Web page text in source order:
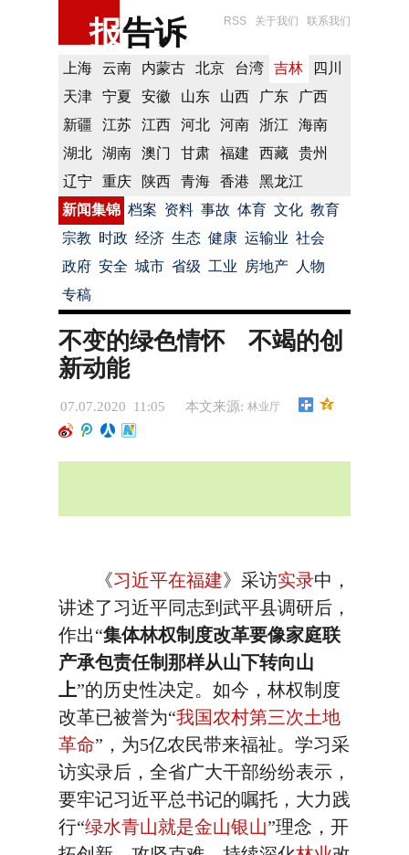
报告诉 RSS 关于我们 联系我们
上海 云南 内蒙古 北京 台湾 吉林
四川
天津
宁夏 安徽 山东 山西 广东
广西
新疆
江苏 江西 河北 河南 浙江
海南
湖北
湖南 澳门 甘肃 福建 西藏
贵州
辽宁
重庆 陕西 青海 香港
黑龙江
新闻集锦 档案 资料 事故 体育 文化 教育
宗教 时政 经济 生态 健康 运输业 社会
政府 安全 城市 省级 工业 房地产
人物
专稿
不变的绿色情怀 不竭的创
新动能
07.07.2020 11:05 本文来源: 林业厅
《习近平在福建》采访实录中，
讲述了习近平同志到武平县调研后，
作出“集体林权制度改革要像家庭联
产承包责任制那样从山下转向山
上”的历史性决定。如今，林权制度
改革已被誉为“我国农村第三次土地
革命”，为5亿农民带来福祉。学习采
访实录后，全省广大干部纷纷表示，
要牢记习近平总书记的嘱托，大力践
行“绿水青山就是金山银山”理念，开